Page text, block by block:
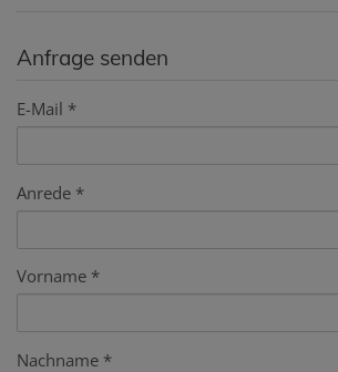
Anfrage senden
E-Mail
Anrede
Vorname
Nachname